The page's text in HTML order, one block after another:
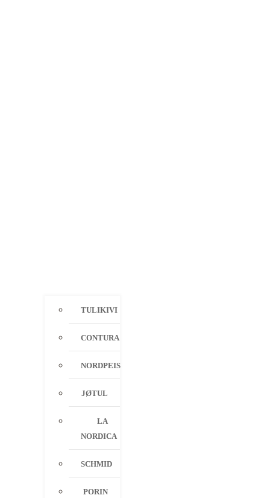
TULIKIVI
CONTURA
NORDPEIS
JØTUL
LA
NORDICA
SCHMID
PORIN